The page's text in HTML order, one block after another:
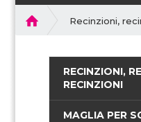
Recinzioni,
RECINZIONI,
RECINZIONI
MAGLIA PER